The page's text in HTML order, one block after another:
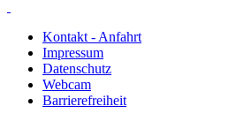
Kontakt - Anfahrt
Impressum
Datenschutz
Webcam
Barrierefreiheit